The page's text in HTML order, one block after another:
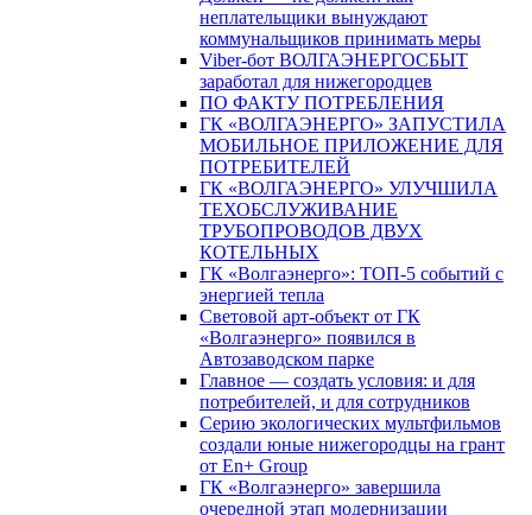
неплательщики вынуждают
коммунальщиков принимать меры
Viber-бот ВОЛГАЭНЕРГОСБЫТ
заработал для нижегородцев
ПО ФАКТУ ПОТРЕБЛЕНИЯ
ГК «ВОЛГАЭНЕРГО» ЗАПУСТИЛА
МОБИЛЬНОЕ ПРИЛОЖЕНИЕ ДЛЯ
ПОТРЕБИТЕЛЕЙ
ГК «ВОЛГАЭНЕРГО» УЛУЧШИЛА
ТЕХОБСЛУЖИВАНИЕ
ТРУБОПРОВОДОВ ДВУХ
КОТЕЛЬНЫХ
ГК «Волгаэнерго»: ТОП-5 событий с
энергией тепла
Световой арт-объект от ГК
«Волгаэнерго» появился в
Автозаводском парке
Главное — создать условия: и для
потребителей, и для сотрудников
Серию экологических мультфильмов
создали юные нижегородцы на грант
от En+ Group
ГК «Волгаэнерго» завершила
очередной этап модернизации